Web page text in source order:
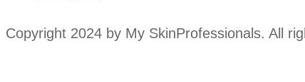
Copyright 2024 by My SkinProfessionals. All